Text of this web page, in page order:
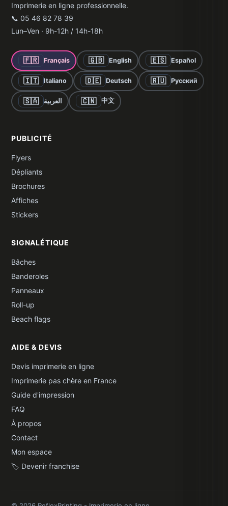
Imprimerie en ligne professionnelle.
📞 05 46 82 78 39
Lun–Ven · 9h-12h / 14h-18h
🇫🇷 Français 🇬🇧 English 🇪🇸 Español
🇮🇹 Italiano 🇩🇪 Deutsch 🇷🇺 Русский
🇸🇦 العربية 🇨🇳 中文
PUBLICITÉ
Flyers
Dépliants
Brochures
Affiches
Stickers
SIGNALÉTIQUE
Bâches
Banderoles
Panneaux
Roll-up
Beach flags
AIDE & DEVIS
Devis imprimerie en ligne
Imprimerie pas chère en France
Guide d'impression
FAQ
À propos
Contact
Mon espace
🏷️ Devenir franchise